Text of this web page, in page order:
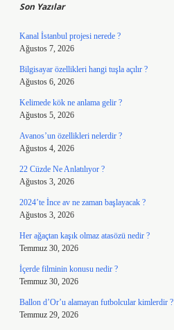
Son Yazılar
Kanal İstanbul projesi nerede ?
Ağustos 7, 2026
Bilgisayar özellikleri hangi tuşla açılır ?
Ağustos 6, 2026
Kelimede kök ne anlama gelir ?
Ağustos 5, 2026
Avanos’un özellikleri nelerdir ?
Ağustos 4, 2026
22 Cüzde Ne Anlatılıyor ?
Ağustos 3, 2026
2024’te İnce av ne zaman başlayacak ?
Ağustos 3, 2026
Her ağaçtan kaşık olmaz atasözü nedir ?
Temmuz 30, 2026
İçerde filminin konusu nedir ?
Temmuz 30, 2026
Ballon d’Or’u alamayan futbolcular kimlerdir ?
Temmuz 29, 2026